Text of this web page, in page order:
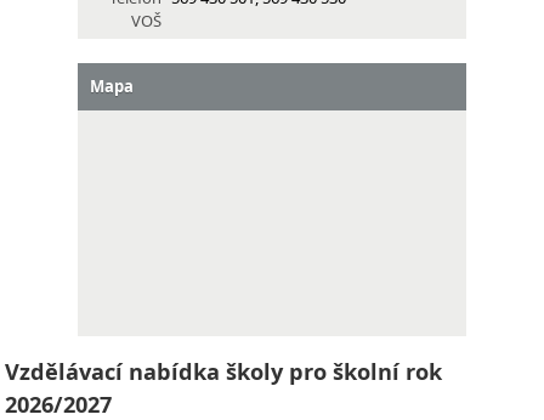
VOŠ
Mapa
Vzdělávací nabídka školy pro školní rok
2026/2027